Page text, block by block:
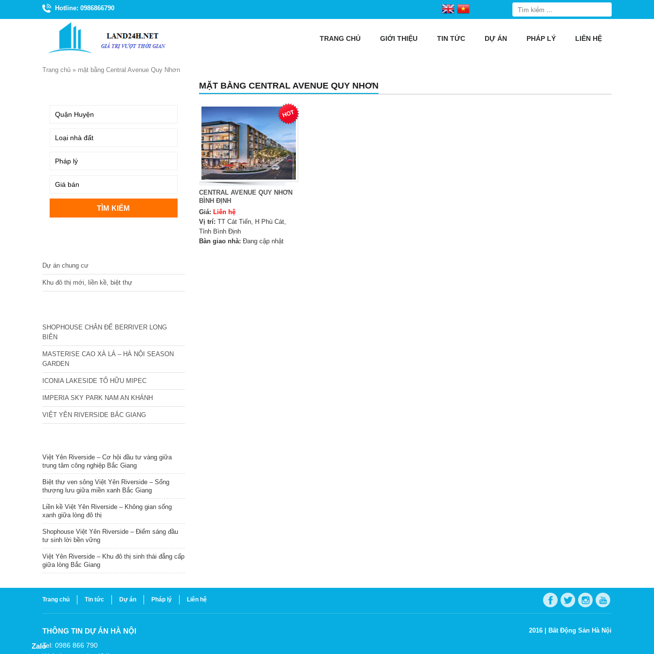
Hotline: 0986866790
TRANG CHỦ GIỚI THIỆU TIN TỨC DỰ ÁN PHÁP LÝ LIÊN HỆ
Trang chủ » mặt bằng Central Avenue Quy Nhơn
MẶT BẰNG CENTRAL AVENUE QUY NHƠN
CENTRAL AVENUE QUY NHƠN
BÌNH ĐỊNH
Giá: Liên hệ
Vị trí: TT Cát Tiến, H Phù Cát,
Tỉnh Bình Định
Bàn giao nhà: Đang cập nhật
Dự án chung cư
Khu đô thị mới, liền kề, biệt thự
SHOPHOUSE CHÂN ĐẾ BERRIVER LONG
BIÊN
MASTERISE CAO XÀ LÁ – HÀ NỘI SEASON
GARDEN
ICONIA LAKESIDE TỐ HỮU MIPEC
IMPERIA SKY PARK NAM AN KHÁNH
VIỆT YÊN RIVERSIDE BẮC GIANG
Việt Yên Riverside – Cơ hội đầu tư vàng giữa
trung tâm công nghiệp Bắc Giang
Biệt thự ven sông Việt Yên Riverside – Sống
thượng lưu giữa miền xanh Bắc Giang
Liền kề Việt Yên Riverside – Không gian sống
xanh giữa lòng đô thị
Shophouse Việt Yên Riverside – Điểm sáng đầu
tư sinh lời bền vững
Việt Yên Riverside – Khu đô thị sinh thái đẳng cấp
giữa lòng Bắc Giang
Trang chủ Tin tức Dự án Pháp lý Liên hệ
THÔNG TIN DỰ ÁN HÀ NỘI
Tel: 0986 866 790
2016 | Bất Động Sản Hà Nội
Zalo